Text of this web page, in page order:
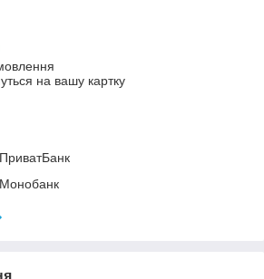
на вашу картку